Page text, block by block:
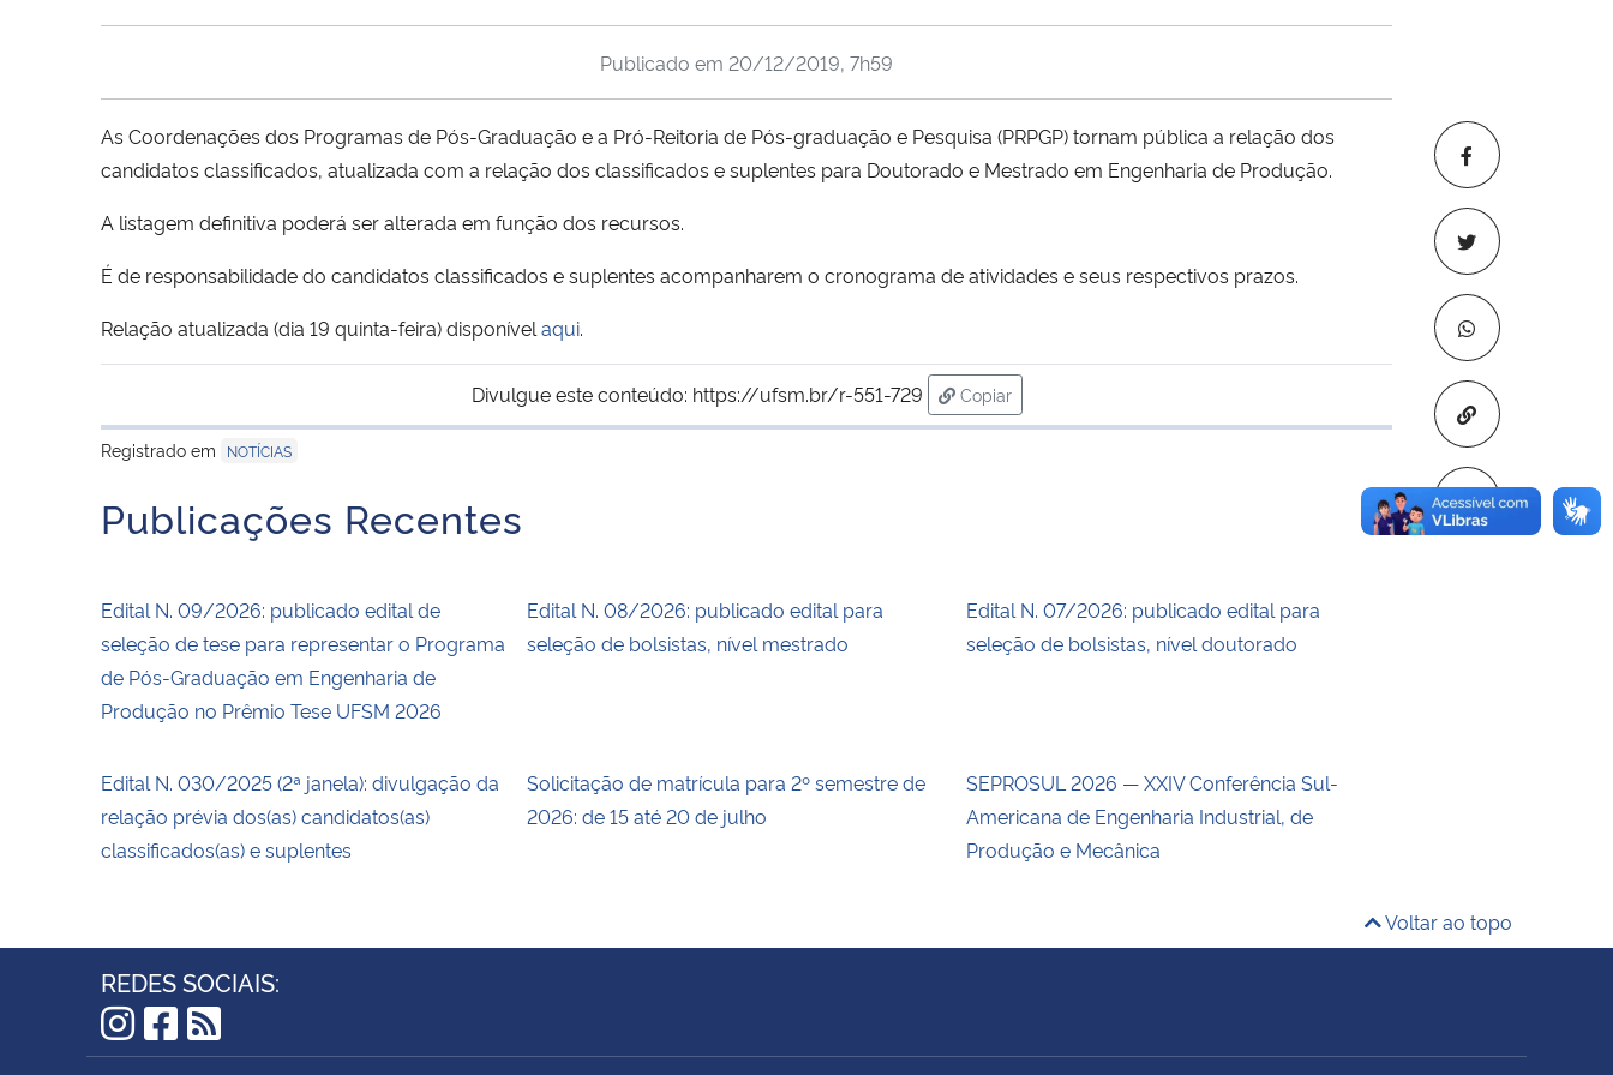
Copiar para
Publicado em 20/12/2019, 7h59
As Coordenações dos Programas de Pós-Graduação e a Pró-Reitoria de Pós-graduação e Pesquisa (PRPGP) tornam pública a relação dos
candidatos classificados, atualizada com a relação dos classificados e suplentes para Doutorado e Mestrado em Engenharia de Produção.
A listagem definitiva poderá ser alterada em função dos recursos.
É de responsabilidade do candidatos classificados e suplentes acompanharem o cronograma de atividades e seus respectivos prazos.
Relação atualizada (dia 19 quinta-feira) disponível aqui.
Divulgue este conteúdo: https://ufsm.br/r-551-729
Copiar
para área de transferência
Registrado em
NOTÍCIAS
Publicações Recentes
Edital N. 09/2026: publicado edital de
seleção de tese para representar o Programa
de Pós-Graduação em Engenharia de
Produção no Prêmio Tese UFSM 2026
Edital N. 08/2026: publicado edital para
seleção de bolsistas, nível mestrado
Edital N. 07/2026: publicado edital para
seleção de bolsistas, nível doutorado
Edital N. 030/2025 (2ª janela): divulgação da
relação prévia dos(as) candidatos(as)
classificados(as) e suplentes
Solicitação de matrícula para 2º semestre de
2026: de 15 até 20 de julho
SEPROSUL 2026 — XXIV Conferência Sul-
Americana de Engenharia Industrial, de
Produção e Mecânica
Voltar ao topo
REDES SOCIAIS:
Instagram
Facebook
RSS